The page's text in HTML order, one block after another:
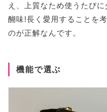
え、上質なため使うたび
醐味!長く愛用することを
のが正解なんです。
機能で選ぶ